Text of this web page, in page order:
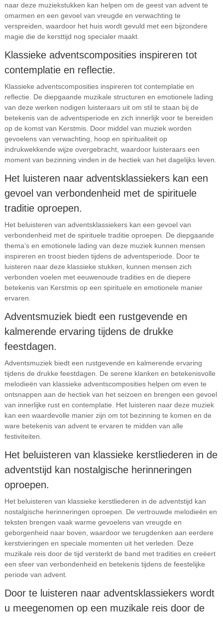
naar deze muziekstukken kan helpen om de geest van advent te
omarmen en een gevoel van vreugde en verwachting te
verspreiden, waardoor het huis wordt gevuld met een bijzondere
magie die de kersttijd nog specialer maakt.
Klassieke adventscomposities inspireren tot
contemplatie en reflectie.
Klassieke adventscomposities inspireren tot contemplatie en
reflectie. De diepgaande muzikale structuren en emotionele lading
van deze werken nodigen luisteraars uit om stil te staan bij de
betekenis van de adventsperiode en zich innerlijk voor te bereiden
op de komst van Kerstmis. Door middel van muziek worden
gevoelens van verwachting, hoop en spiritualiteit op
indrukwekkende wijze overgebracht, waardoor luisteraars een
moment van bezinning vinden in de hectiek van het dagelijks leven.
Het luisteren naar adventsklassiekers kan een
gevoel van verbondenheid met de spirituele
traditie oproepen.
Het beluisteren van adventsklassiekers kan een gevoel van
verbondenheid met de spirituele traditie oproepen. De diepgaande
thema’s en emotionele lading van deze muziek kunnen mensen
inspireren en troost bieden tijdens de adventsperiode. Door te
luisteren naar deze klassieke stukken, kunnen mensen zich
verbonden voelen met eeuwenoude tradities en de diepere
betekenis van Kerstmis op een spirituele en emotionele manier
ervaren.
Adventsmuziek biedt een rustgevende en
kalmerende ervaring tijdens de drukke
feestdagen.
Adventsmuziek biedt een rustgevende en kalmerende ervaring
tijdens de drukke feestdagen. De serene klanken en betekenisvolle
melodieën van klassieke adventscomposities helpen om even te
ontsnappen aan de hectiek van het seizoen en brengen een gevoel
van innerlijke rust en contemplatie. Het luisteren naar deze muziek
kan een waardevolle manier zijn om tot bezinning te komen en de
ware betekenis van advent te ervaren te midden van alle
festiviteiten.
Het beluisteren van klassieke kerstliederen in de
adventstijd kan nostalgische herinneringen
oproepen.
Het beluisteren van klassieke kerstliederen in de adventstijd kan
nostalgische herinneringen oproepen. De vertrouwde melodieën en
teksten brengen vaak warme gevoelens van vreugde en
geborgenheid naar boven, waardoor we terugdenken aan eerdere
kerstvieringen en speciale momenten uit het verleden. Deze
muzikale reis door de tijd versterkt de band met tradities en creëert
een sfeer van verbondenheid en betekenis tijdens de feestelijke
periode van advent.
Door te luisteren naar adventsklassiekers wordt
u meegenomen op een muzikale reis door de